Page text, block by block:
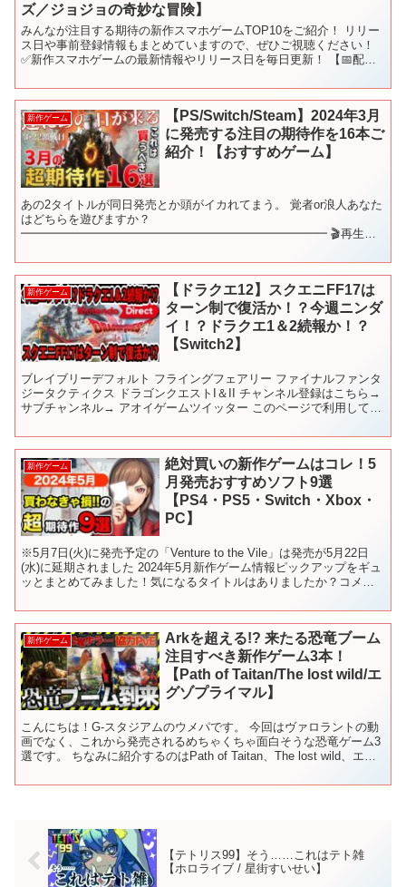
ズ／ジョジョの奇妙な冒険】
みんなが注目する期待の新作スマホゲームTOP10をご紹介！ リリー
ス日や事前登録情報もまとめていますので、ぜひご視聴ください！
✅新作スマホゲームの最新情報やリリース日を毎日更新！ 【📅配信
新作ゲーム
【PS/Switch/Steam】2024年3月
に発売する注目の期待作を16本ご
紹介！【おすすめゲーム】
あの2タイトルが同日発売とか頭がイカれてまう。 覚者or浪人あなた
はどちらを遊びますか？
━━━━━━━━━━━━━━━━━━━━━━━━━━ 🎬再生リ
を網羅できます！ ━━━...
新作ゲーム
【ドラクエ12】スクエニFF17は
ターン制で復活か！？今週ニンダ
イ！？ドラクエ1＆2続報か！？
【Switch2】
ブレイブリーデフォルト フライングフェアリー ファイナルファンタ
ジータクティクス ドラゴンクエストI＆II チャンネル登録はこちら→
サブチャンネル→ アオイゲームツイッター このページで利用してい
新作ゲーム
絶対買いの新作ゲームはコレ！5
月発売おすすめソフト9選
【PS4・PS5・Switch・Xbox・
PC】
※5月7日(火)に発売予定の「Venture to the Vile」は発売が5月22日
(水)に延期されました 2024年5月新作ゲーム情報ピックアップをギュ
ッとまとめてみました！気になるタイトルはありましたか？コメン
新作ゲーム
Arkを超える!? 来たる恐竜ブーム
注目すべき新作ゲーム3本！
【Path of Taitan/The lost wild/エ
グゾプライマル】
こんにちは！G-スタジアムのウメパです。 今回はヴァロラントの動
画でなく、これから発売されるめちゃくちゃ面白そうな恐竜ゲーム3
選です。 ちなみに紹介するのはPath of Taitan、The lost wild、エグ
【テトリス99】そう……これはテト雑
【ホロライブ / 星街すいせい】